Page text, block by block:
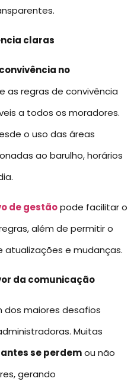
claras
no
as regras de convivência
a todos os moradores.
o uso das áreas
ao barulho, horários
de gestãopode facilitar o
além de permitir o
atualizações e mudanças.
da comunicação
dos maiores desafios
Muitas
se perdemou não
gerando